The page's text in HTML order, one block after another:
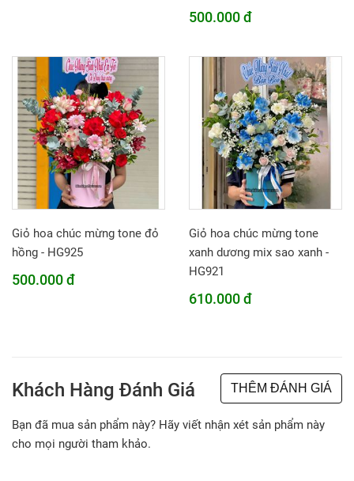
500.000 đ
Giỏ hoa chúc mừng tone đỏ
hồng - HG925
500.000 đ
Giỏ hoa chúc mừng tone
xanh dương mix sao xanh -
HG921
610.000 đ
Khách Hàng Đánh Giá THÊM ĐÁNH GIÁ
Bạn đã mua sản phẩm này? Hãy viết nhận xét sản phẩm này
cho mọi người tham khảo.